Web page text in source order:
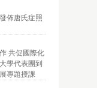
佈唐氏症照
共促國際化
學代表團到
專題授課